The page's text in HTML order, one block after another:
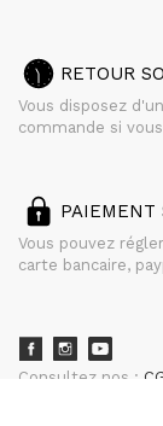
RETOUR
Vous disposez
commande si
PAIEMENT
Vous pouvez
carte bancaire,
Consultez nos :